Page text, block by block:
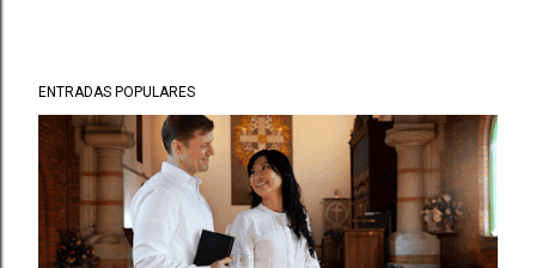
ENTRADAS POPULARES